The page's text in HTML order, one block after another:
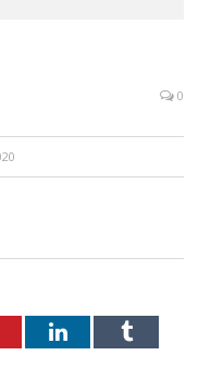
0
LinkedInTumblr